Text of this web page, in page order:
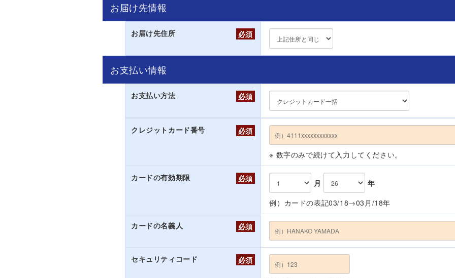
お届け先情報
お届け先住所 必須
お支払い情報
お支払い方法 必須
クレジットカード番号 必須
※ 数字のみで続けて入力してください。
カードの有効期限 必須 月
年
例）カードの表記03/18→03月/18年
カードの名義人 必須
セキュリティコード 必須